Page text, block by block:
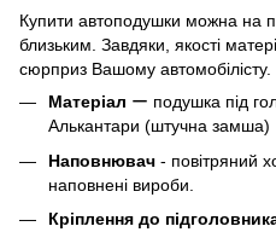
Купити автоподушки можна на
близьким. Завдяки, якості
сюрприз Вашому автомобілісту.
Матеріал ー подушка під
Алькантари (штучна замша)
Наповнювач - повітряний
наповнені вироби.
Кріплення до